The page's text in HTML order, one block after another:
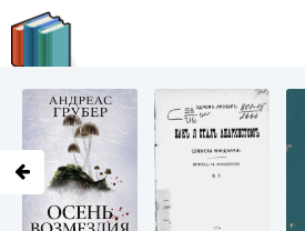
LITMIR.ORG